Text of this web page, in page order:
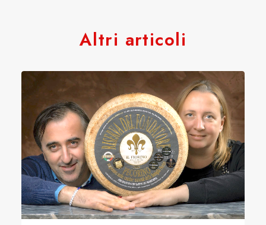
Altri articoli